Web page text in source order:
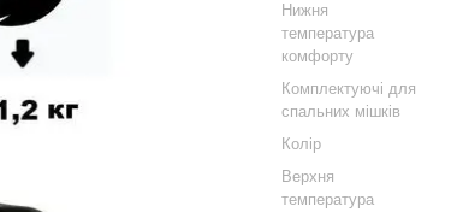
Нижня
температура
комфорту
Комплектуючі для
спальних мішків
Колір
Верхня
температура